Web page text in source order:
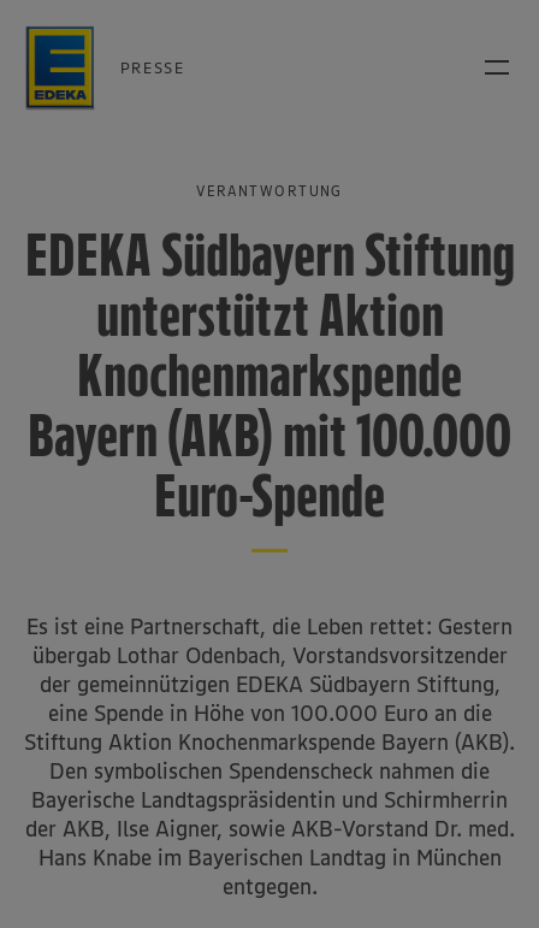
PRESSE
VERANTWORTUNG
EDEKA Südbayern Stiftung
unterstützt Aktion
Knochenmarkspende
Bayern (AKB) mit 100.000
Euro-Spende
Es ist eine Partnerschaft, die Leben rettet: Gestern
übergab Lothar Odenbach, Vorstandsvorsitzender
der gemeinnützigen EDEKA Südbayern Stiftung,
eine Spende in Höhe von 100.000 Euro an die
Stiftung Aktion Knochenmarkspende Bayern (AKB).
Den symbolischen Spendenscheck nahmen die
Bayerische Landtagspräsidentin und Schirmherrin
der AKB, Ilse Aigner, sowie AKB-Vorstand Dr. med.
Hans Knabe im Bayerischen Landtag in München
entgegen.